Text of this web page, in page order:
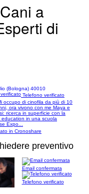
a
di
(Bologna) 40010
Telefono verificato
occupo di cinofila da più di 10
ora vivono con me Maya e
ricerca in superficie con la
in una scuola
Expo...
in Cronoshare
preventivo
Email confermata
Telefono verificato